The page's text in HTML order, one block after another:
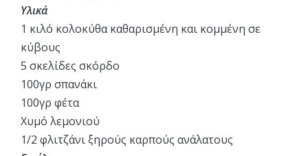
Υλικά
1 κιλό κολοκύθα καθαρισμένη και κομμένη σε
κύβους
5 σκελίδες σκόρδο
100γρ σπανάκι
100γρ φέτα
Χυμό λεμονιού
1/2 φλιτζάνι ξηρούς καρπούς ανάλατους